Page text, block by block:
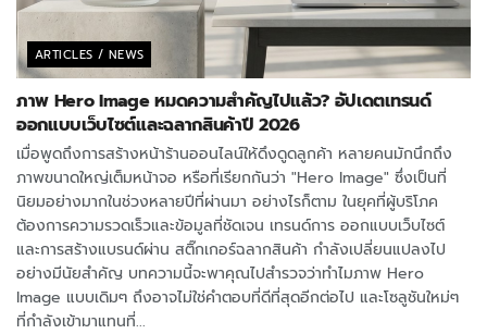
ARTICLES / NEWS
ภาพ Hero Image หมดความสำคัญไปแล้ว? อัปเดตเทรนด์
ออกแบบเว็บไซต์และฉลากสินค้าปี 2026
เมื่อพูดถึงการสร้างหน้าร้านออนไลน์ให้ดึงดูดลูกค้า หลายคนมักนึกถึง
ภาพขนาดใหญ่เต็มหน้าจอ หรือที่เรียกกันว่า "Hero Image" ซึ่งเป็นที่
นิยมอย่างมากในช่วงหลายปีที่ผ่านมา อย่างไรก็ตาม ในยุคที่ผู้บริโภค
ต้องการความรวดเร็วและข้อมูลที่ชัดเจน เทรนด์การ ออกแบบเว็บไซต์
และการสร้างแบรนด์ผ่าน สติ๊กเกอร์ฉลากสินค้า กำลังเปลี่ยนแปลงไป
อย่างมีนัยสำคัญ บทความนี้จะพาคุณไปสำรวจว่าทำไมภาพ Hero
Image แบบเดิมๆ ถึงอาจไม่ใช่คำตอบที่ดีที่สุดอีกต่อไป และโซลูชันใหม่ๆ
ที่กำลังเข้ามาแทนที่...